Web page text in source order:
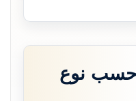
حسب نوع